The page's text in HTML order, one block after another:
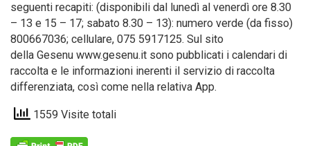
seguenti recapiti: (disponibili dal lunedì al venerdì ore 8.30
– 13 e 15 – 17; sabato 8.30 – 13): numero verde (da fisso)
800667036; cellulare, 075 5917125. Sul sito
della Gesenu www.gesenu.it sono pubblicati i calendari di
raccolta e le informazioni inerenti il servizio di raccolta
differenziata, così come nella relativa App.
1559 Visite totali